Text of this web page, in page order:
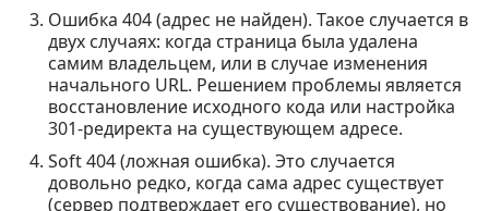
Ошибка 404 (адрес не найден). Такое случается в
двух случаях: когда страница была удалена
самим владельцем, или в случае изменения
начального URL. Решением проблемы является
восстановление исходного кода или настройка
301-редиректа на существующем адресе.
Soft 404 (ложная ошибка). Это случается
довольно редко, когда сама адрес существует
(сервер подтверждает его существование), но